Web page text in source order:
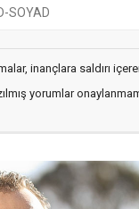
inançlara saldırı
yorumlar